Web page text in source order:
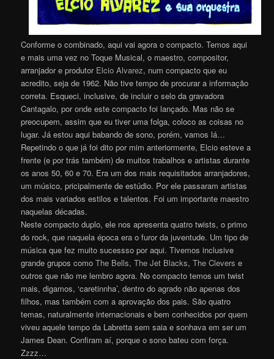
Conforme o combinado, aqui vai agora o compacto. Temos aqui
e mais uma vez no Toque Musical, o maestro, compositor,
arranjador e produtor Elcio Alvarez, num compacto que eu
acredito, seja de 1962. Não tive tempo de procurar a informação
correta. Esqueci, inclusive, de incluir o selo da gravadora
Cantagalo, por onde este compacto foi lançado. Mas não se
preocupem, assim que eu tiver uma folga, coloco as coisas no
lugar. Já estou aqui babando de sono, porém, vamos lá…
Repetindo o que já foi dito por mim anteriormente, Elcio esteve a
frente (e por trás também) de muitos trabalhos e artistas durante
os anos 50, 60 e 70. Era um dos mais requisitados arranjadores,
um músico, pricipalmente de estúdio. Por ele passaram artistas
dos mais variados estilos e talentos. Foi um importante maestro
naquelas décadas.
Neste compacto duplo, ele nos apresenta quatro twists, o primo
do rock, que naquela época era o furor da juventude. Um tipo de
música que fez muito sucessso por aqui. Tivemos inclusive
grande grupos comoThe Bells, The Jet Blacks,The Clevers e
outros que não me lembro agora. No compacto temos um twist
mais, digamos, ‘caretinnha’, dentro do agrado não apenas dos
filhos, mas também com a aprovação dos pais. São quatro
temas, naturalmente internacionais e bem conhecidos por quem
viveu aquele tempo da Labretta sem saia e sonhava em ser um
James Dean. Confiram aí, porque o sono bateu com força.
Zzzz…